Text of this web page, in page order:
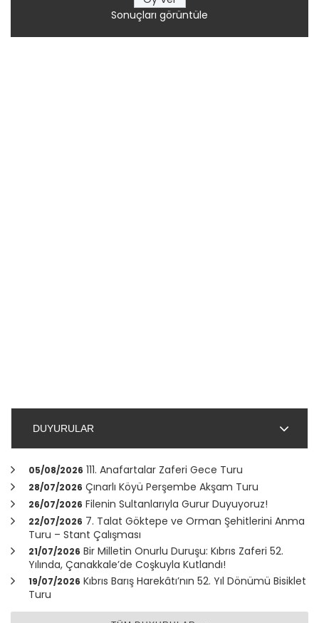
Sonuçları görüntüle
DUYURULAR
05/08/2026 111. Anafartalar Zaferi Gece Turu
28/07/2026 Çınarlı Köyü Perşembe Akşam Turu
26/07/2026 Filenin Sultanlarıyla Gurur Duyuyoruz!
22/07/2026 7. Talat Göktepe ve Orman Şehitlerini Anma
Turu – Stant Çalışması
21/07/2026 Bir Milletin Onurlu Duruşu: Kıbrıs Zaferi 52.
Yılında, Çanakkale’de Coşkuyla Kutlandı!
19/07/2026 Kıbrıs Barış Harekâtı’nın 52. Yıl Dönümü Bisiklet
Turu